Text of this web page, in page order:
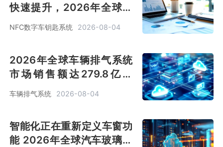
快速提升，2026年全球销
售额达9.8亿美元，增长势
头强劲[图]
NFC数字车钥匙系统 2026-08-04
2026年全球车辆排气系统
市场销售额达279.8亿美
元，排放标准持续升级驱动
行业稳步增长，车辆排气系
车辆排气系统 2026-08-04
智能化正在重新定义车窗功
能 2026年全球汽车玻璃升